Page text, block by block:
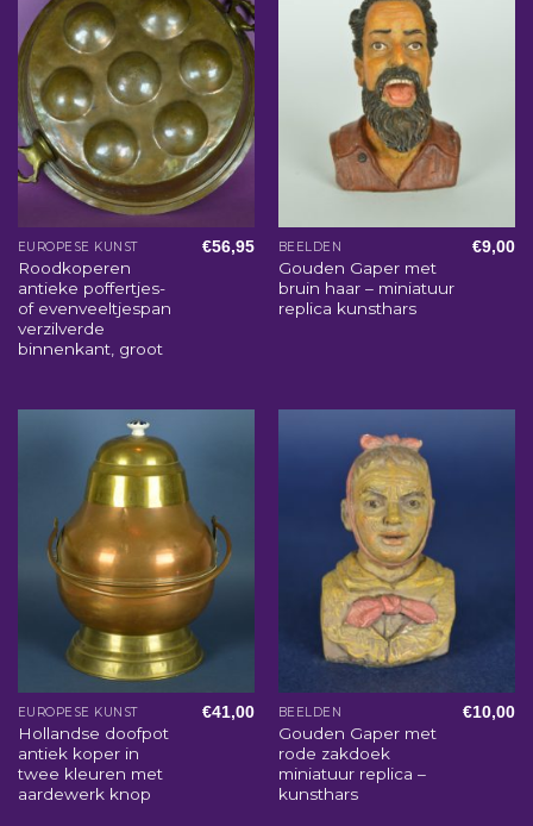
EUROPESE KUNST
Roodkoperen
antieke poffertjes-
of evenveeltjespan
verzilverde
binnenkant, groot
€56,95 BEELDEN
Gouden Gaper met
bruin haar – miniatuur
replica kunsthars
€9,00
EUROPESE KUNST
Hollandse doofpot
antiek koper in
twee kleuren met
aardewerk knop
€41,00 BEELDEN
Gouden Gaper met
rode zakdoek
miniatuur replica –
kunsthars
€10,00